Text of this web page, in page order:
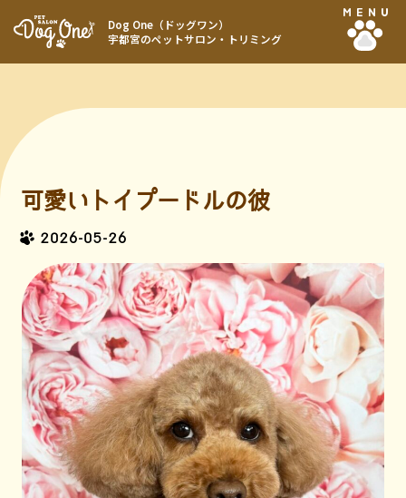
Dog One（ドッグワン）
宇都宮のペットサロン・トリミング
MENU
可愛いトイプードルの彼
2026-05-26